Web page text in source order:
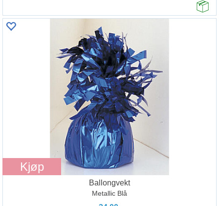
Kjøp
Ballongvekt
Metallic Blå